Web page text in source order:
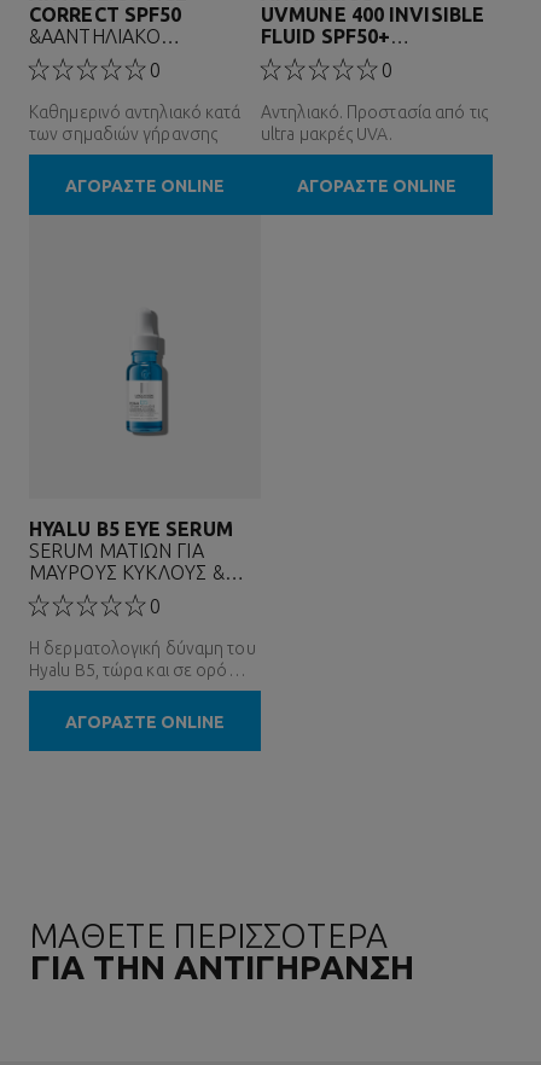
CORRECT SPF50
&AΑΝΤΗΛΙΑΚΟ
ΠΡΟΣΩ&P...
0
Καθημερινό αντηλιακό κατά
των σημαδιών γήρανσης
ΑΓΟΡΑΣΤΕ ONLINE
UVMUNE 400 INVISIBLE
FLUID SPF50+
ΑΝΤΗΛΙΑΚΟ ΠΡΟΣΩΠΟΥ
0
Αντηλιακό. Προστασία από τις
ultra μακρές UVA.
ΑΓΟΡΑΣΤΕ ONLINE
HYALU B5 EYE SERUM
SERUM ΜΑΤΙΩΝ ΓΙΑ
ΜΑΥΡΟΥΣ ΚΥΚΛΟΥΣ &
ΡΥΤΙΔΕΣ
0
Η δερματολογική δύναμη του
Hyalu B5, τώρα και σε ορό
ματιών
ΑΓΟΡΑΣΤΕ ONLINE
ΜΑΘΕΤΕ ΠΕΡΙΣΣΟΤΕΡΑ
ΓΙΑ ΤΗΝ ΑΝΤΙΓΗΡΑΝΣΗ